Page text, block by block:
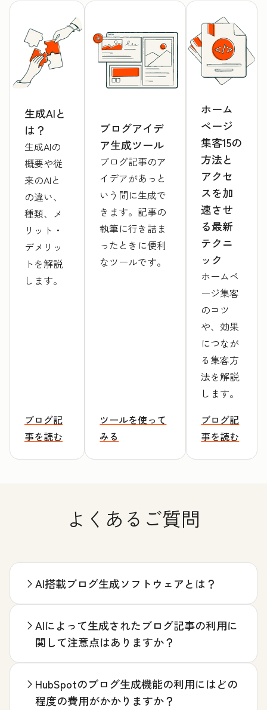
生成AIと
は？
生成AIの
概要や従
来のAIと
の違い、
種類、メ
リット・
デメリッ
トを解説
します。
ブログ記
事を読む
ブログアイデ
ア生成ツール
ブログ記事のア
イデアがあっと
いう間に生成で
きます。記事の
執筆に行き詰ま
ったときに便利
なツールです。
ツールを使って
みる
ホーム
ページ
集客15の
方法と
アクセ
スを加
速させ
る最新
テクニ
ック
ホームペ
ージ集客
のコツ
や、効果
につなが
る集客方
法を解説
します。
ブログ記
事を読む
よくあるご質問
AI搭載ブログ生成ソフトウェアとは？
AIによって生成されたブログ記事の利用に
関して注意点はありますか？
HubSpotのブログ生成機能の利用にはどの
程度の費用がかかりますか？